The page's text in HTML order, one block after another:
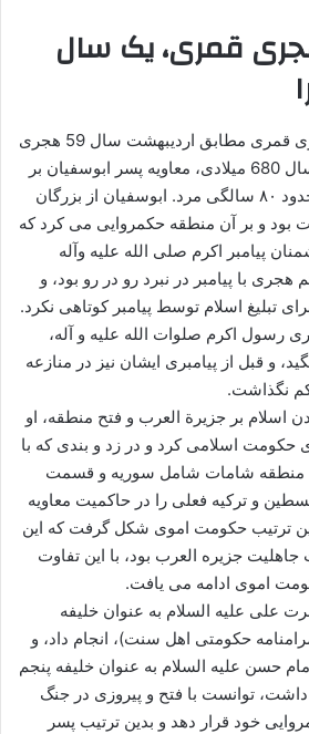
قمری، یک سال
در 15 رجب سال 60 هجری قمری مطابق اردیبهشت سال 59 هجری
شمسی و مطابق آوریل سال 680 میلادی، معاویه پسر ابوسفیان بر
اثر بیماری در دمشق در حدود ۸۰ سالگی مرد. ابوسفیان از بزرگان
بود و بر آن منطقه حکمروایی می کرد که
پیامبر اکرم صلی الله علیه وآله
با پیامبر در نبرد رو در رو بود، و
تبلیغ اسلام توسط پیامبر کوتاهی نکرد.
رسول اکرم صلوات الله علیه و آله،
و قبل از پیامبری ایشان نیز در منازعه
کم نگذاشت.
اسلام بر جزیرة العرب و فتح منطقه، او
حکومت اسلامی کرد و در زد و بندی که با
منطقه شامات شامل سوریه و قسمت
و ترکیه فعلی را در حاکمیت معاویه
ترتیب حکومت اموی شکل گرفت که این
جزیره العرب بود، با این تفاوت
اموی ادامه می یافت.
علی علیه السلام به عنوان خلیفه
حکومتی اهل سنت)، انجام داد، و
حسن علیه السلام به عنوان خلیفه پنجم
توانست با فتح و پیروزی در جنگ
خود قرار دهد و بدین ترتیب پسر